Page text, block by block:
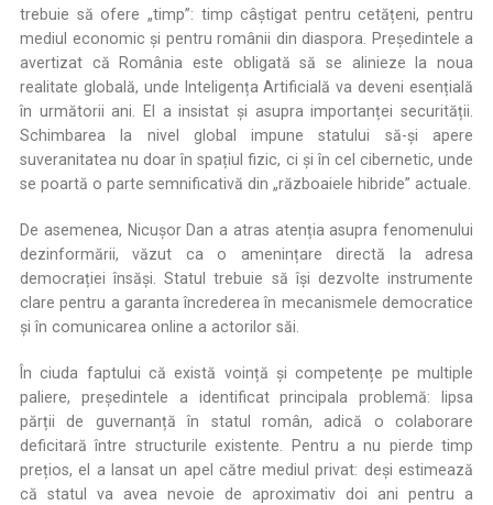
trebuie să ofere „timp”: timp câștigat pentru cetățeni, pentru
mediul economic și pentru românii din diaspora. Președintele a
avertizat că România este obligată să se alinieze la noua
realitate globală, unde Inteligența Artificială va deveni esențială
în următorii ani. El a insistat și asupra importanței securității.
Schimbarea la nivel global impune statului să-și apere
suveranitatea nu doar în spațiul fizic, ci și în cel cibernetic, unde
se poartă o parte semnificativă din „războaiele hibride” actuale.
De asemenea, Nicușor Dan a atras atenția asupra fenomenului
dezinformării, văzut ca o amenințare directă la adresa
democrației însăși. Statul trebuie să își dezvolte instrumente
clare pentru a garanta încrederea în mecanismele democratice
și în comunicarea online a actorilor săi.
În ciuda faptului că există voință și competențe pe multiple
paliere, președintele a identificat principala problemă: lipsa
părții de guvernanță în statul român, adică o colaborare
deficitară între structurile existente. Pentru a nu pierde timp
prețios, el a lansat un apel către mediul privat: deși estimează
că statul va avea nevoie de aproximativ doi ani pentru a